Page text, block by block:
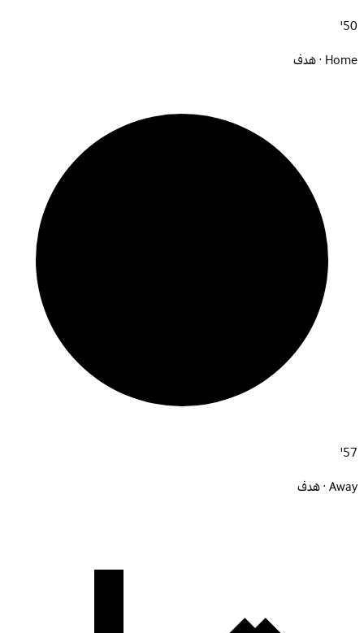
50'
Home · هدف
57'
Away · هدف